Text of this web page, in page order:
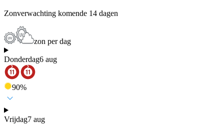
Zonverwachting komende 14 dagen
zon per dag
Donderdag6 aug
90%
Vrijdag7 aug